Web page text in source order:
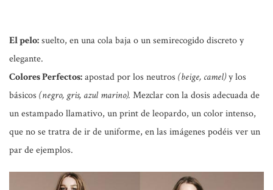
El pelo:suelto, en una cola baja o un semirecogido discreto y
elegante.
Colores Perfectos:apostad por los neutros (beige, camel)y los
básicos (negro, gris, azul marino). Mezclar con la dosis adecuada de
un estampado llamativo, un print de leopardo, un color intenso,
que no se tratra de ir de uniforme, en las imágenes podéis ver un
par de ejemplos.